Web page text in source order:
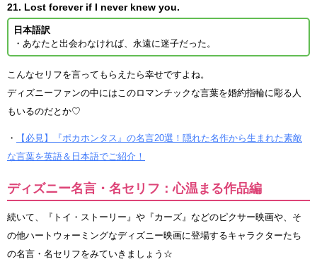
21. Lost forever if I never knew you.
日本語訳
・あなたと出会わなければ、永遠に迷子だった。
こんなセリフを言ってもらえたら幸せですよね。
ディズニーファンの中にはこのロマンチックな言葉を婚約指輪に彫る人
もいるのだとか♡
・
【必見】『ポカホンタス』の名言20選！隠れた名作から生まれた素敵
な言葉を英語＆日本語でご紹介！
ディズニー名言・名セリフ：心温まる作品編
続いて、『トイ・ストーリー』や『カーズ』などのピクサー映画や、そ
の他ハートウォーミングなディズニー映画に登場するキャラクターたち
の名言・名セリフをみていきましょう☆